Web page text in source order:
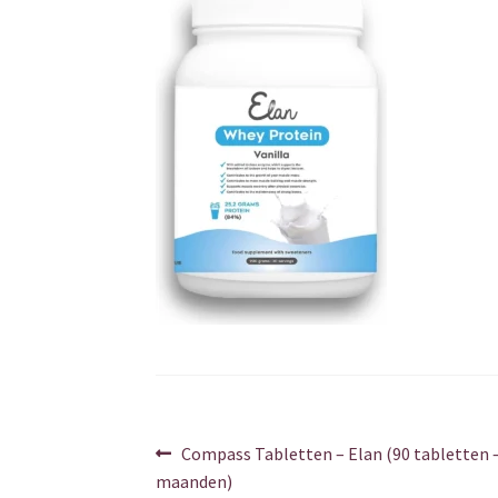
Berichtnavigatie
Vorig
bericht:
Compass Tabletten – Elan (90 tabletten
maanden)